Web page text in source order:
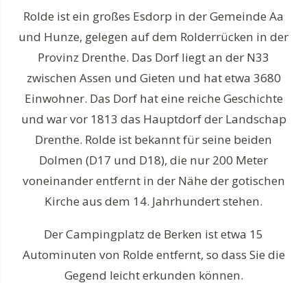
Rolde ist ein großes Esdorp in der Gemeinde Aa
und Hunze, gelegen auf dem Rolderrücken in der
Provinz Drenthe. Das Dorf liegt an der N33
zwischen Assen und Gieten und hat etwa 3680
Einwohner. Das Dorf hat eine reiche Geschichte
und war vor 1813 das Hauptdorf der Landschap
Drenthe. Rolde ist bekannt für seine beiden
Dolmen (D17 und D18), die nur 200 Meter
voneinander entfernt in der Nähe der gotischen
Kirche aus dem 14. Jahrhundert stehen.
Der Campingplatz de Berken ist etwa 15
Autominuten von Rolde entfernt, so dass Sie die
Gegend leicht erkunden können.